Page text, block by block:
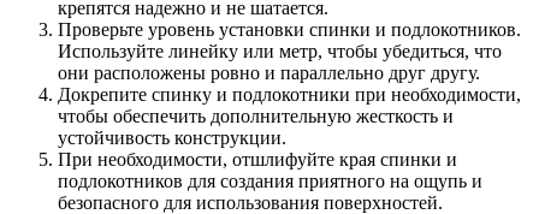
крепятся надежно и не шатается.
Проверьте уровень установки спинки и подлокотников.
Используйте линейку или метр, чтобы убедиться, что
они расположены ровно и параллельно друг другу.
Докрепите спинку и подлокотники при необходимости,
чтобы обеспечить дополнительную жесткость и
устойчивость конструкции.
При необходимости, отшлифуйте края спинки и
подлокотников для создания приятного на ощупь и
безопасного для использования поверхностей.